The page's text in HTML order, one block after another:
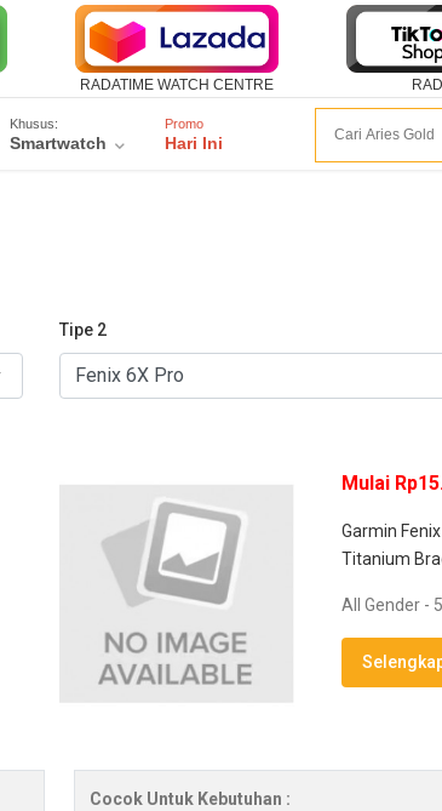
RADATIME WATCH CENTRE
Khusus:
Smartwatch
Promo
Hari Ini
Tipe 2
Mulai
Garmin
Titanium
All Gender -
Cocok Untuk Kebutuhan :